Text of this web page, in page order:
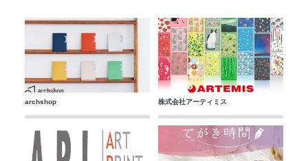
archshop 株式会社アーティミス